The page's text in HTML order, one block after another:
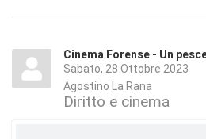
Cinema Forense - Un
Sabato, 28 Ottobre 2023
Agostino La Rana
Diritto e cinema